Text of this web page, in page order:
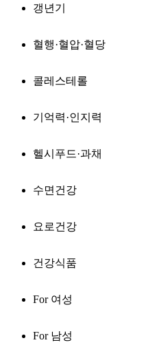
갱년기
혈행·혈압·혈당
콜레스테롤
기억력·인지력
헬시푸드·과채
수면건강
요로건강
건강식품
For 여성
For 남성